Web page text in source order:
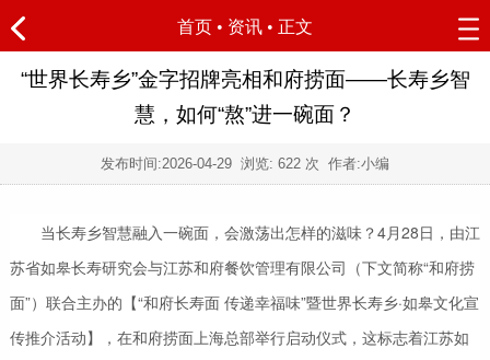
首页 • 资讯 • 正文
“世界长寿乡”金字招牌亮相和府捞面——长寿乡智
慧，如何“熬”进一碗面？
发布时间:2026-04-29 浏览: 622 次 作者:小编
当长寿乡智慧融入一碗面，会激荡出怎样的滋味？4月28日，由江
苏省如皋长寿研究会与江苏和府餐饮管理有限公司（下文简称“和府捞
面”）联合主办的【“和府长寿面 传递幸福味”暨世界长寿乡·如皋文化宣
传推介活动】，在和府捞面上海总部举行启动仪式，这标志着江苏如